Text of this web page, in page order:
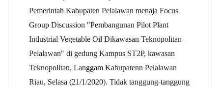
Pemerintah Kabupaten Pelalawan menaja Focus
Group Discussion "Pembangunan Pilot Plant
Industrial Vegetable Oil Dikawasan Teknopolitan
Pelalawan" di gedung Kampus ST2P, kawasan
Teknopolitan, Langgam Kabupatenn Pelalawan
Riau, Selasa (21/1/2020). Tidak tanggung-tanggung